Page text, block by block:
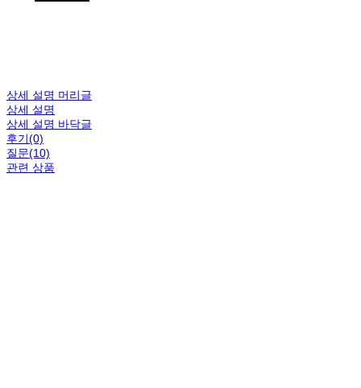
상세 설명 머리글
상세 설명
상세 설명 바닥글
후기(0)
질문(10)
관련 상품